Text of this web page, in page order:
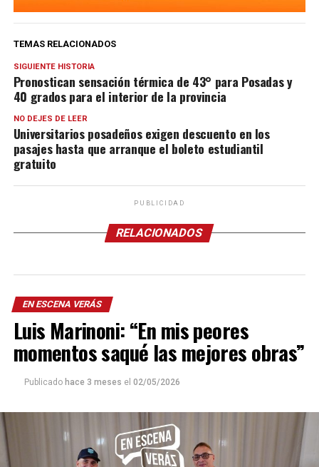
TEMAS RELACIONADOS
SIGUIENTE HISTORIA
Pronostican sensación térmica de 43° para Posadas y
40 grados para el interior de la provincia
NO DEJES DE LEER
Universitarios posadeños exigen descuento en los
pasajes hasta que arranque el boleto estudiantil
gratuito
PUBLICIDAD
RELACIONADOS
EN ESCENA VERÁS
Luis Marinoni: “En mis peores
momentos saqué las mejores obras”
Publicado hace 3 meses el 02/05/2026